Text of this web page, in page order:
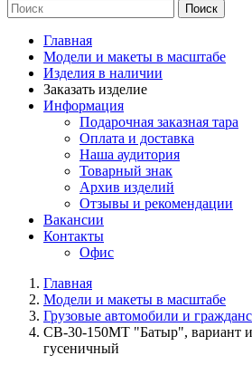
Поиск
Главная
Модели и макеты в масштабе
Изделия в наличии
Заказать изделие
Информация
Подарочная заказная тара
Оплата и доставка
Наша аудитория
Товарный знак
Архив изделий
Отзывы и рекомендации
Вакансии
Контакты
Офис
Главная
Модели и макеты в масштабе
Грузовые автомобили и
СВ-30-150МТ "Батыр", вариант
гусеничный